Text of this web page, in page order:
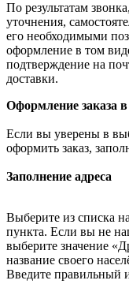
По результатам
уточнения,
его необходимыми
оформление в том
подтверждение на
доставки.
Оформление заказа
Если вы уверены в
оформить заказ,
Заполнение адреса
Выберите из списка
пункта. Если вы не
выберите значение
название своего
Введите правильный